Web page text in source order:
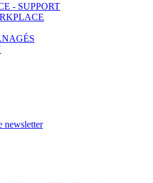
- SUPPORT
newsletter